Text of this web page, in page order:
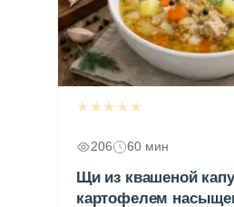
★★★★★
206 60 мин
Щи из квашеной
картофелем